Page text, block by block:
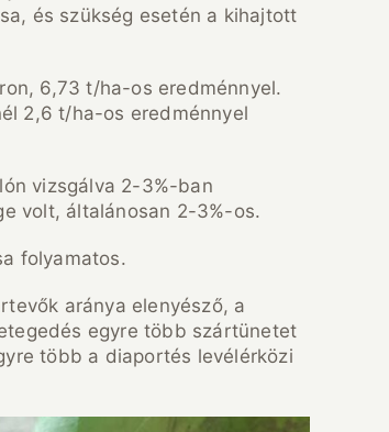
és szükség esetén a kihajtott
6,73 t/ha-os eredménnyel.
2,6 t/ha-os eredménnyel
vizsgálva 2-3%-ban
volt, általánosan 2-3%-os.
folyamatos.
aránya elenyésző, a
egyre több szártünetet
több a diaportés levélérközi